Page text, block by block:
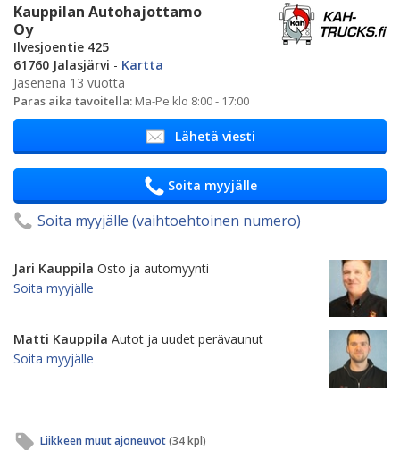
Kauppilan Autohajottamo
Oy
Ilvesjoentie 425
61760 Jalasjärvi - Kartta
Jäsenenä 13 vuotta
Paras aika tavoitella: Ma-Pe klo 8:00 - 17:00
Lähetä viesti
Soita myyjälle
Soita myyjälle (vaihtoehtoinen numero)
Jari Kauppila Osto ja automyynti
Soita myyjälle
Matti Kauppila Autot ja uudet perävaunut
Soita myyjälle
Liikkeen muut ajoneuvot(34 kpl)